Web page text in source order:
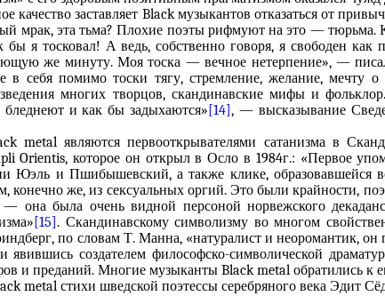
качество заставляет Black музыкантов отказаться от
мрак, эта тьма? Плохие поэты рифмуют на это — тюрьма.
бы я тосковал! А ведь, собственно говоря, я свободен
же минуту. Моя тоска — вечное нетерпение», —
в себя помимо тоски тягу, стремление, желание, мечту
многих творцов, скандинавские мифы и
и как бы задыхаются»[14], — высказывание
metal являются первооткрывателями сатанизма в
Orientis, которое он открыл в Осло в 1984г.: «Первое
Юэль и Пшибышевский, а также клике,
конечно же, из сексуальных оргий. Это были крайности,
она была очень видной персоной норвежского
[15] . Скандинавскому символизму во многом
по словам Т. Манна, «натуралист и неоромантик,
создателем философско-символической
и преданий. Многие музыканты Black metal обратились к
metal стихи шведской поэтессы серебряного века Эдит